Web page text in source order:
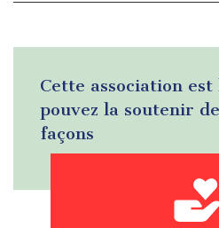
Cette association
pouvez la soutenir
façons